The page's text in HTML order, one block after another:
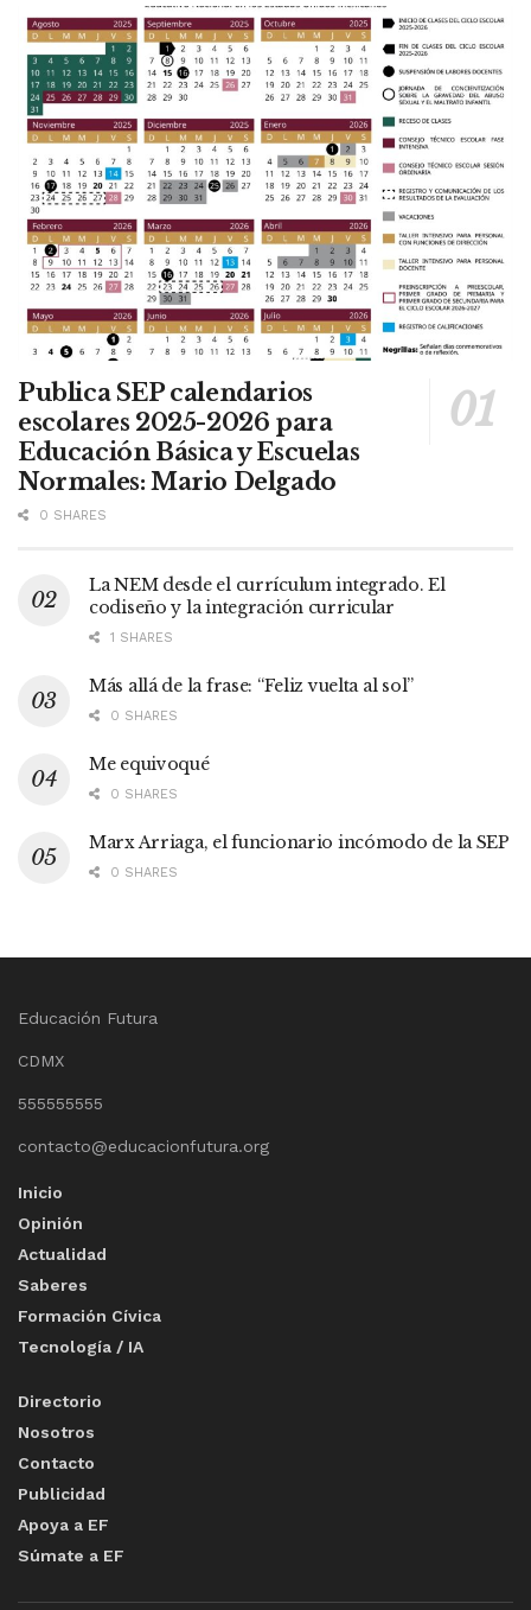
Publica SEP calendarios
escolares 2025-2026 para
Educación Básica y Escuelas
Normales: Mario Delgado
0 SHARES
La NEM desde el currículum integrado. El
codiseño y la integración curricular
1 SHARES
Más allá de la frase: “Feliz vuelta al sol”
0 SHARES
Me equivoqué
0 SHARES
Marx Arriaga, el funcionario incómodo de la SEP
0 SHARES
Educación Futura
CDMX
555555555
contacto@educacionfutura.org
Inicio
Opinión
Actualidad
Saberes
Formación Cívica
Tecnología / IA
Directorio
Nosotros
Contacto
Publicidad
Apoya a EF
Súmate a EF